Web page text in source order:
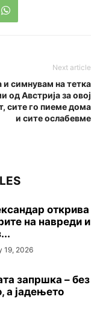
Next article
и симнувам на тетка
од Австрија за овој
сите го пиеме дома
и сите ослабевме
открива
на навреди и
19, 2026
запршка – без
а јадењето